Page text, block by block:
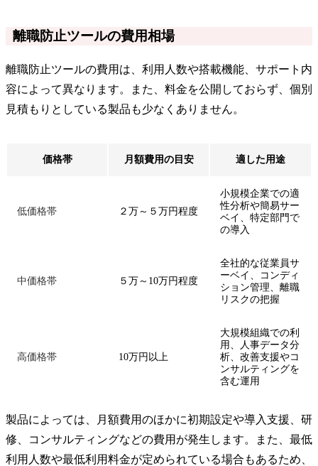
離職防止ツールの費用相場
離職防止ツールの費用は、利用人数や搭載機能、サポート内
容によって異なります。また、料金を公開しておらず、個別
見積もりとしている製品も少なくありません。
価格帯 月額費用の目安 適した用途
低価格帯 ２万～５万円程度
小規模企業での適
性分析や簡易サー
ベイ、特定部門で
の導入
中価格帯 ５万～10万円程度
全社的な従業員サ
ーベイ、コンディ
ション管理、離職
リスクの把握
高価格帯 10万円以上
大規模組織での利
用、人事データ分
析、改善支援やコ
ンサルティングを
含む運用
製品によっては、月額費用のほかに初期設定や導入支援、研
修、コンサルティングなどの費用が発生します。また、最低
利用人数や最低利用料金が定められている場合もあるため、